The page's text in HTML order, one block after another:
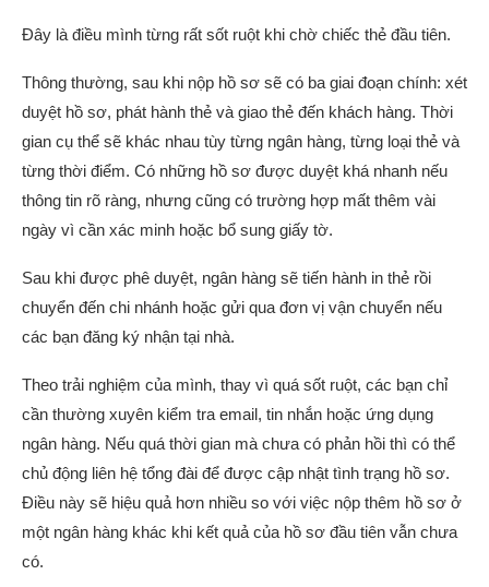
Đây là điều mình từng rất sốt ruột khi chờ chiếc thẻ đầu tiên.
Thông thường, sau khi nộp hồ sơ sẽ có ba giai đoạn chính: xét
duyệt hồ sơ, phát hành thẻ và giao thẻ đến khách hàng. Thời
gian cụ thể sẽ khác nhau tùy từng ngân hàng, từng loại thẻ và
từng thời điểm. Có những hồ sơ được duyệt khá nhanh nếu
thông tin rõ ràng, nhưng cũng có trường hợp mất thêm vài
ngày vì cần xác minh hoặc bổ sung giấy tờ.
Sau khi được phê duyệt, ngân hàng sẽ tiến hành in thẻ rồi
chuyển đến chi nhánh hoặc gửi qua đơn vị vận chuyển nếu
các bạn đăng ký nhận tại nhà.
Theo trải nghiệm của mình, thay vì quá sốt ruột, các bạn chỉ
cần thường xuyên kiểm tra email, tin nhắn hoặc ứng dụng
ngân hàng. Nếu quá thời gian mà chưa có phản hồi thì có thể
chủ động liên hệ tổng đài để được cập nhật tình trạng hồ sơ.
Điều này sẽ hiệu quả hơn nhiều so với việc nộp thêm hồ sơ ở
một ngân hàng khác khi kết quả của hồ sơ đầu tiên vẫn chưa
có.